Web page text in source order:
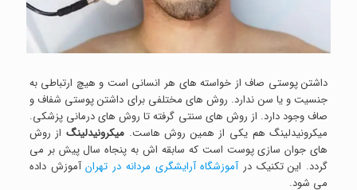
داشتن پوستی صاف از خواسته های هر انسانی است و هیچ ارتباطی به
جنسیت و یا سن ندارد. روش های مختلفی برای داشتن پوستی شفاف و
صاف وجود دارد. از روش های سنتی گرفته تا روش های درمانی پزشکی.
میکرونیدلینگ هم یکی از همین روش هاست. میکرونیدلینگاز روش
های جوان سازی پوست است که سابقه اش به پنجاه سال پیش بر می
گردد. این تکنیک درآموزشگاه آرایشگری مردانه در تهرانآموزش داده
می شود.